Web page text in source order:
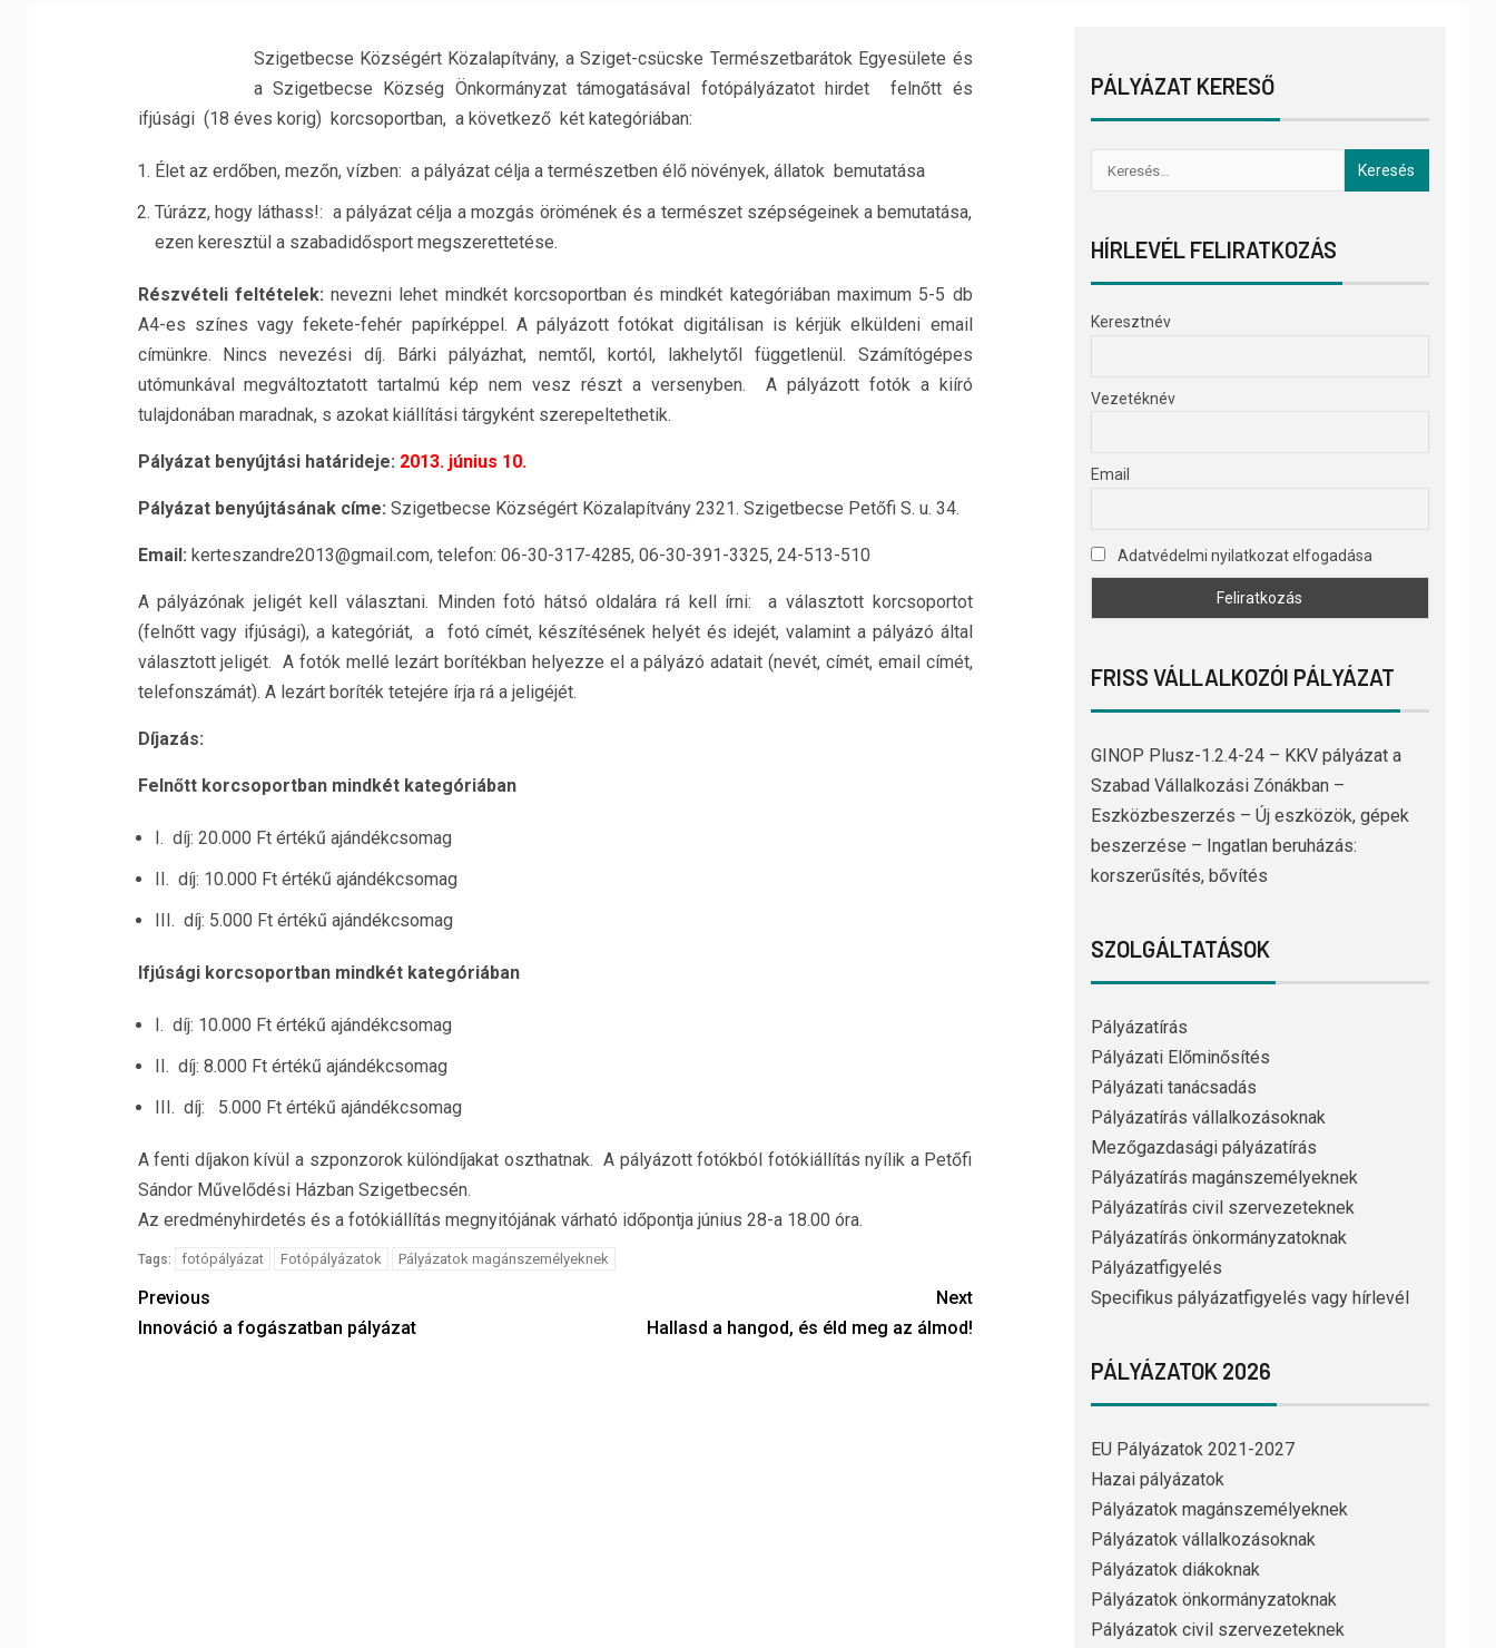
Szigetbecse Községért Közalapítvány, a Sziget-csücske Természetbarátok Egyesülete és
a Szigetbecse Község Önkormányzat támogatásával fotópályázatot hirdet felnőtt és
ifjúsági (18 éves korig) korcsoportban, a következő két kategóriában:
Élet az erdőben, mezőn, vízben: a pályázat célja a természetben élő növények, állatok bemutatása
Túrázz, hogy láthass!: a pályázat célja a mozgás örömének és a természet szépségeinek a bemutatása,
ezen keresztül a szabadidősport megszerettetése.
Részvételi feltételek: nevezni lehet mindkét korcsoportban és mindkét kategóriában maximum 5-5 db
A4-es színes vagy fekete-fehér papírképpel. A pályázott fotókat digitálisan is kérjük elküldeni email
címünkre. Nincs nevezési díj. Bárki pályázhat, nemtől, kortól, lakhelytől függetlenül. Számítógépes
utómunkával megváltoztatott tartalmú kép nem vesz részt a versenyben. A pályázott fotók a kiíró
tulajdonában maradnak, s azokat kiállítási tárgyként szerepeltethetik.
Pályázat benyújtási határideje: 2013. június 10.
Pályázat benyújtásának címe: Szigetbecse Községért Közalapítvány 2321. Szigetbecse Petőfi S. u. 34.
Email: kerteszandre2013@gmail.com, telefon: 06-30-317-4285, 06-30-391-3325, 24-513-510
A pályázónak jeligét kell választani. Minden fotó hátsó oldalára rá kell írni: a választott korcsoportot
(felnőtt vagy ifjúsági), a kategóriát, a fotó címét, készítésének helyét és idejét, valamint a pályázó által
választott jeligét. A fotók mellé lezárt borítékban helyezze el a pályázó adatait (nevét, címét, email címét,
telefonszámát). A lezárt boríték tetejére írja rá a jeligéjét.
Díjazás:
Felnőtt korcsoportban mindkét kategóriában
I. díj: 20.000 Ft értékű ajándékcsomag
II. díj: 10.000 Ft értékű ajándékcsomag
III. díj: 5.000 Ft értékű ajándékcsomag
Ifjúsági korcsoportban mindkét kategóriában
I. díj: 10.000 Ft értékű ajándékcsomag
II. díj: 8.000 Ft értékű ajándékcsomag
III. díj: 5.000 Ft értékű ajándékcsomag
A fenti díjakon kívül a szponzorok különdíjakat oszthatnak. A pályázott fotókból fotókiállítás nyílik a Petőfi
Sándor Művelődési Házban Szigetbecsén.
Az eredményhirdetés és a fotókiállítás megnyitójának várható időpontja június 28-a 18.00 óra.
Tags: fotópályázat Fotópályázatok Pályázatok magánszemélyeknek
Previous
Innováció a fogászatban pályázat
Next
Hallasd a hangod, és éld meg az álmod!
PÁLYÁZAT KERESŐ
HÍRLEVÉL FELIRATKOZÁS
Keresztnév
Vezetéknév
Email
Adatvédelmi nyilatkozat elfogadása
FRISS VÁLLALKOZÓI PÁLYÁZAT
GINOP Plusz-1.2.4-24 – KKV pályázat a
Szabad Vállalkozási Zónákban –
Eszközbeszerzés – Új eszközök, gépek
beszerzése – Ingatlan beruházás:
korszerűsítés, bővítés
SZOLGÁLTATÁSOK
Pályázatírás
Pályázati Előminősítés
Pályázati tanácsadás
Pályázatírás vállalkozásoknak
Mezőgazdasági pályázatírás
Pályázatírás magánszemélyeknek
Pályázatírás civil szervezeteknek
Pályázatírás önkormányzatoknak
Pályázatfigyelés
Specifikus pályázatfigyelés vagy hírlevél
PÁLYÁZATOK 2026
EU Pályázatok 2021-2027
Hazai pályázatok
Pályázatok magánszemélyeknek
Pályázatok vállalkozásoknak
Pályázatok diákoknak
Pályázatok önkormányzatoknak
Pályázatok civil szervezeteknek